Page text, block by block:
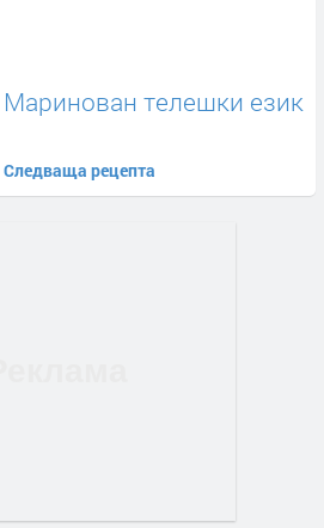
Маринован телешки език
Следваща рецепта